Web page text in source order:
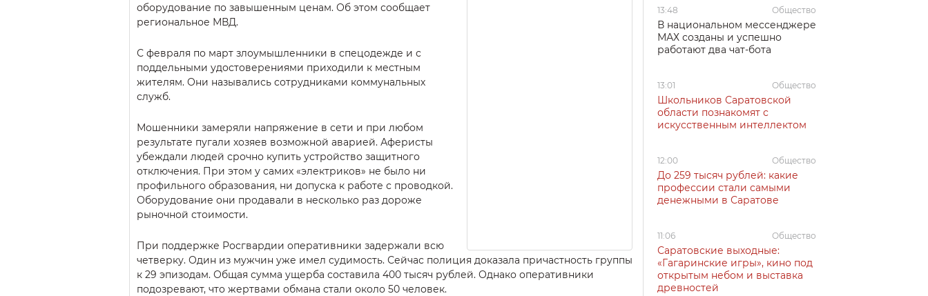
оборудование по завышенным ценам. Об этом сообщает
региональное МВД.
С февраля по март злоумышленники в спецодежде и с
поддельными удостоверениями приходили к местным
жителям. Они назывались сотрудниками коммунальных
служб.
Мошенники замеряли напряжение в сети и при любом
результате пугали хозяев возможной аварией. Аферисты
убеждали людей срочно купить устройство защитного
отключения. При этом у самих «электриков» не было ни
профильного образования, ни допуска к работе с проводкой.
Оборудование они продавали в несколько раз дороже
рыночной стоимости.
При поддержке Росгвардии оперативники задержали всю
четверку. Один из мужчин уже имел судимость. Сейчас полиция доказала причастность группы
к 29 эпизодам. Общая сумма ущерба составила 400 тысяч рублей. Однако оперативники
подозревают, что жертвами обмана стали около 50 человек.
13:48 Общество
В национальном мессенджере
МАХ созданы и успешно
работают два чат-бота
13:01 Общество
Школьников Саратовской
области познакомят с
искусственным интеллектом
12:00 Общество
До 259 тысяч рублей: какие
профессии стали самыми
денежными в Саратове
11:06 Общество
Саратовские выходные:
«Гагаринские игры», кино под
открытым небом и выставка
древностей